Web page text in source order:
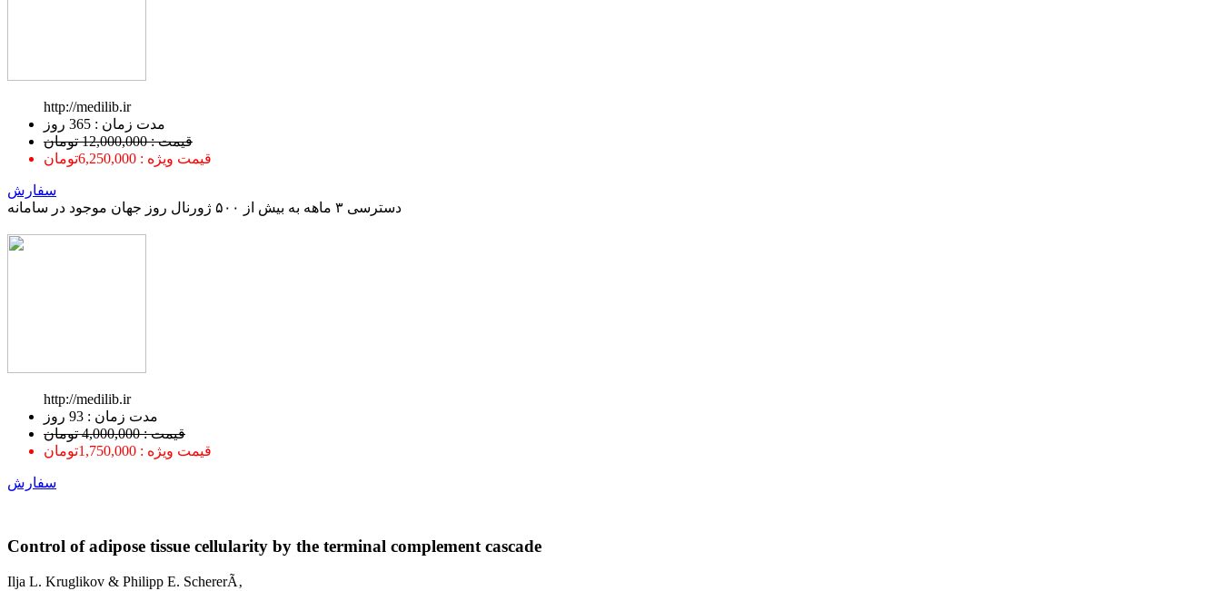
http://medilib.ir
ﻣﺪﺕ ﺯﻣﺎﻥ : 365 ﺭﻭﺯ
قیمت : 12,000,000 تومان
قیمت ویژه : 6,250,000تومان
سفارش
دسترسی ۳ ماهه به بیش از ۵۰۰ ژورنال روز جهان موجود در سامانه
http://medilib.ir
ﻣﺪﺕ ﺯﻣﺎﻥ : 93 ﺭﻭﺯ
قیمت : 4,000,000 تومان
قیمت ویژه : 1,750,000تومان
سفارش
Control of adipose tissue cellularity by the terminal complement cascade
Ilja L. Kruglikov & Philipp E. SchererÃ‚